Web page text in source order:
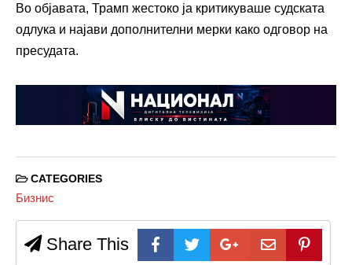
Во објавата, Трамп жестоко ја критикуваше судската
одлука и најави дополнителни мерки како одговор на
пресудата.
CATEGORIES
Бизнис
Share This